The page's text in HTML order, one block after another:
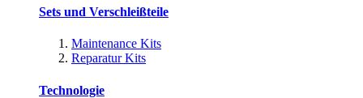
Sets und Verschleißteile
Maintenance Kits
Reparatur Kits
Technologie